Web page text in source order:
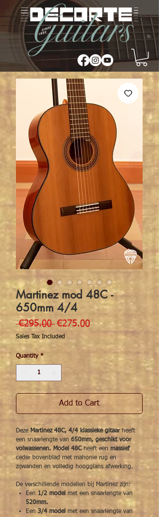
Martinez mod 48C -
650mm 4/4
€295.00 Regular Price
€275.00Sale Price
Sales Tax Included
Quantity *
Add to Cart
Deze Martinez 48C, 4/4 klassieke gitaarheeft
een snaarlengte van 650mm, geschikt voor
volwassenen. Model 48Cheeft een massief
ceder bovenblad met mahonie rug en
zijwanden en volledig hoogglans afwerking.
De verschillende modellen bij Martinez zijn:
Een 1/2 model met een snaarlengte van
520mm.
Een 3/4 model met een snaarlengte van